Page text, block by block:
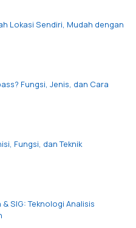
Lokasi Sendiri, Mudah dengan
Fungsi, Jenis, dan Cara
Fungsi, dan Teknik
SIG: Teknologi Analisis